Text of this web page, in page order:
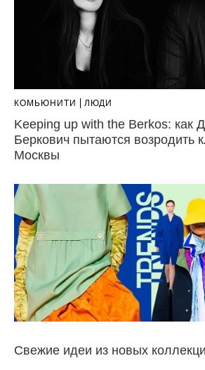
КОМЬЮНИТИ ЛЮДИ
Keeping up with the Berkos: как
Беркович пытаются возродить
Москвы
Свежие идеи из новых